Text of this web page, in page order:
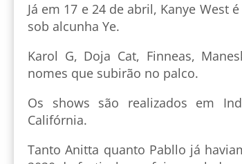
Já em 17 e 24 de abril, Kanye West
sob alcunha Ye.
Karol G, Doja Cat, Finneas,
nomes que subirão no palco.
Os shows são realizados em
Califórnia.
Tanto Anitta quanto Pabllo já